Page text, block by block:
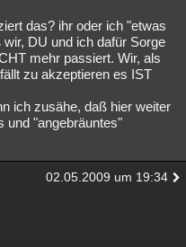
das? ihr oder ich "etwas
DU und ich dafür Sorge
mehr passiert. Wir, als
zu akzeptieren es IST
ich zusähe, daß hier weiter
und "angebräuntes"
02.05.2009 um 19:34